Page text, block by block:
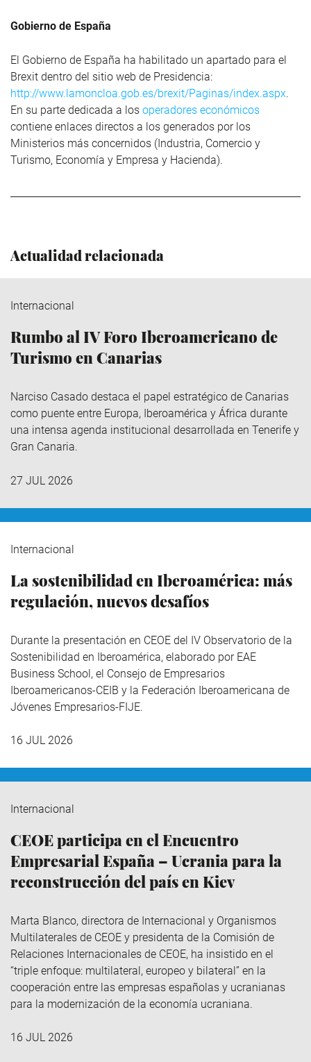
Gobierno de España
El Gobierno de España ha habilitado un apartado para el
Brexit dentro del sitio web de Presidencia:
http://www.lamoncloa.gob.es/brexit/Paginas/index.aspx.
En su parte dedicada a los operadores económicos
contiene enlaces directos a los generados por los
Ministerios más concernidos (Industria, Comercio y
Turismo, Economía y Empresa y Hacienda).
Actualidad relacionada
Internacional
Rumbo al IV Foro Iberoamericano de
Turismo en Canarias
Narciso Casado destaca el papel estratégico de Canarias
como puente entre Europa, Iberoamérica y África durante
una intensa agenda institucional desarrollada en Tenerife y
Gran Canaria.
27 JUL 2026
Internacional
La sostenibilidad en Iberoamérica: más
regulación, nuevos desafíos
Durante la presentación en CEOE del IV Observatorio de la
Sostenibilidad en Iberoamérica, elaborado por EAE
Business School, el Consejo de Empresarios
Iberoamericanos-CEIB y la Federación Iberoamericana de
Jóvenes Empresarios-FIJE.
16 JUL 2026
Internacional
CEOE participa en el Encuentro
Empresarial España – Ucrania para la
reconstrucción del país en Kiev
Marta Blanco, directora de Internacional y Organismos
Multilaterales de CEOE y presidenta de la Comisión de
Relaciones Internacionales de CEOE, ha insistido en el
“triple enfoque: multilateral, europeo y bilateral” en la
cooperación entre las empresas españolas y ucranianas
para la modernización de la economía ucraniana.
16 JUL 2026